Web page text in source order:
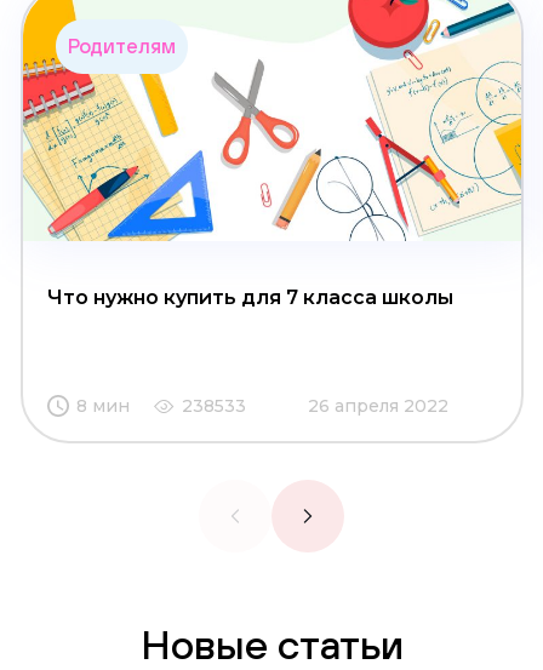
Родителям
Что нужно купить для 7 класса школы
8 мин 238533 26 апреля 2022
Новые статьи